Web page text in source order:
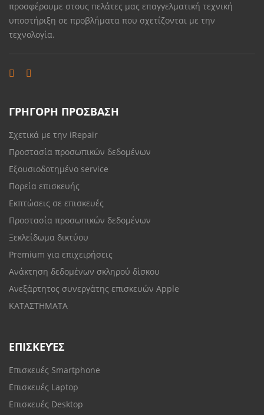
προσφέρουμε στους πελάτες μας επαγγελματική τεχνική
υποστήριξη σε προβλήματα που σχετίζονται με την
τεχνολογία.
ΓΡΗΓΟΡΗ ΠΡΟΣΒΑΣΗ
Σχετικά με την iRepair
Προστασία προσωπικών δεδομένων
Εξουσιοδοτημένο service
Πορεία επισκευής
Εκπτώσεις σε επισκευές
Προστασία προσωπικών δεδομένων
Ξεκλείδωμα δικτύου
Premium για επιχειρήσεις
Ανάκτηση δεδομένων σκληρού δίσκου
Ανεξάρτητος συνεργάτης επισκευών Apple
ΚΑΤΑΣΤΗΜΑΤΑ
ΕΠΙΣΚΕΥΈΣ
Επισκευές Smartphone
Επισκευές Laptop
Επισκευές Desktop